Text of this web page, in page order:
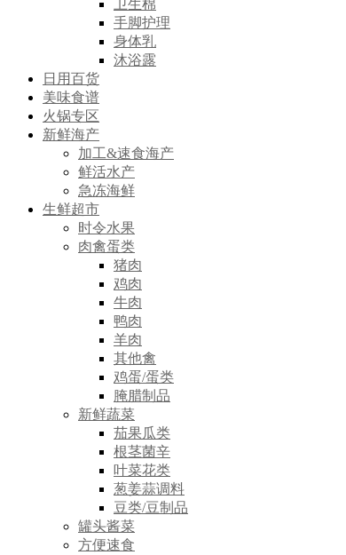
卫生棉
手脚护理
身体乳
沐浴露
日用百货
美味食谱
火锅专区
新鲜海产
加工&速食海产
鲜活水产
急冻海鲜
生鲜超市
时令水果
肉禽蛋类
猪肉
鸡肉
牛肉
鸭肉
羊肉
其他禽
鸡蛋/蛋类
腌腊制品
新鲜蔬菜
茄果瓜类
根茎菌辛
叶菜花类
葱姜蒜调料
豆类/豆制品
罐头酱菜
方便速食